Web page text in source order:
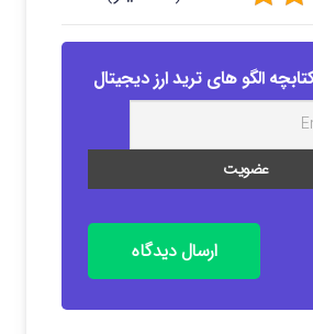
الگو های ترید ارز دیجیتال
ارسال دیدگاه